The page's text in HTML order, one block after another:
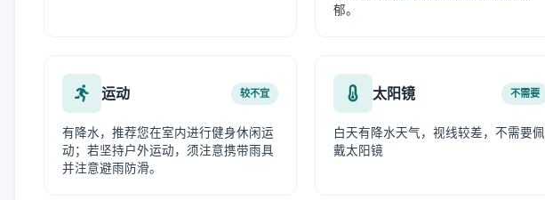
郁。
运动 较不宜
有降水，推荐您在室内进行健身休闲运
动；若坚持户外运动，须注意携带雨具
并注意避雨防滑。
太阳镜 不需要
白天有降水天气，视线较差，不需要佩
戴太阳镜